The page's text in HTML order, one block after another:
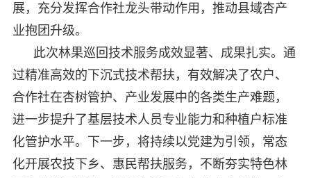
展，充分发挥合作社龙头带动作用，推动县域杏产
业抱团升级。
此次林果巡回技术服务成效显著、成果扎实。通
过精准高效的下沉式技术帮扶，有效解决了农户、
合作社在杏树管护、产业发展中的各类生产难题，
进一步提升了基层技术人员专业能力和种植户标准
化管护水平。下一步，将持续以党建为引领，常态
化开展农技下乡、惠民帮扶服务，不断夯实特色林